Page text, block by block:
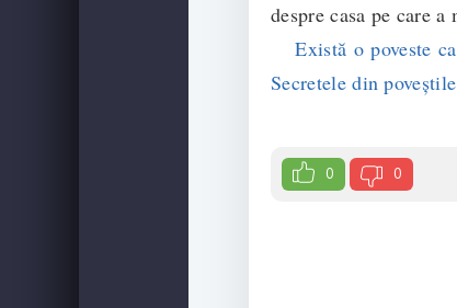
despre casa pe care a
Există o poveste
Secretele din
0 0